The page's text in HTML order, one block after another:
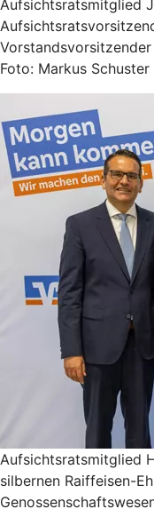
Aufsichtsratsmitglied
Foto: Markus Schuster
Aufsichtsratsmitglied
silbernen Raiffeisen-